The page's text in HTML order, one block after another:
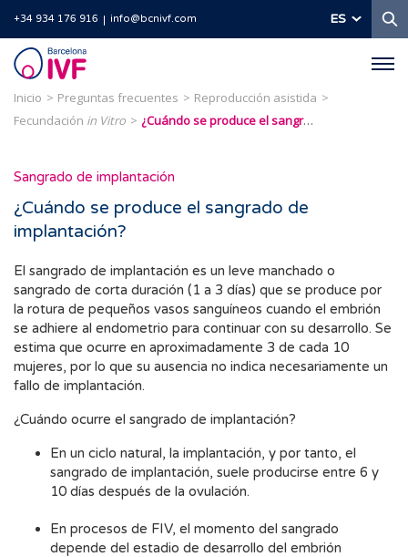
+34 934 176 916 info@bcnivf.com ES
Barcelona
IVF
Inicio Preguntas frecuentes
Reproducción asistida
Fecundación in Vitro ¿Cuándo se produce el sangrado de implantación?
Sangrado de implantación
¿Cuándo se produce el sangrado de
implantación?
El sangrado de implantación es un leve manchado o
sangrado de corta duración (1 a 3 días) que se produce por
la rotura de pequeños vasos sanguíneos cuando el embrión
se adhiere al endometrio para continuar con su desarrollo. Se
estima que ocurre en aproximadamente 3 de cada 10
mujeres, por lo que su ausencia no indica necesariamente un
fallo de implantación.
¿Cuándo ocurre el sangrado de implantación?
En un ciclo natural, la implantación, y por tanto, el
sangrado de implantación, suele producirse entre 6 y
10 días después de la ovulación.
En procesos de FIV, el momento del sangrado
depende del estadio de desarrollo del embrión